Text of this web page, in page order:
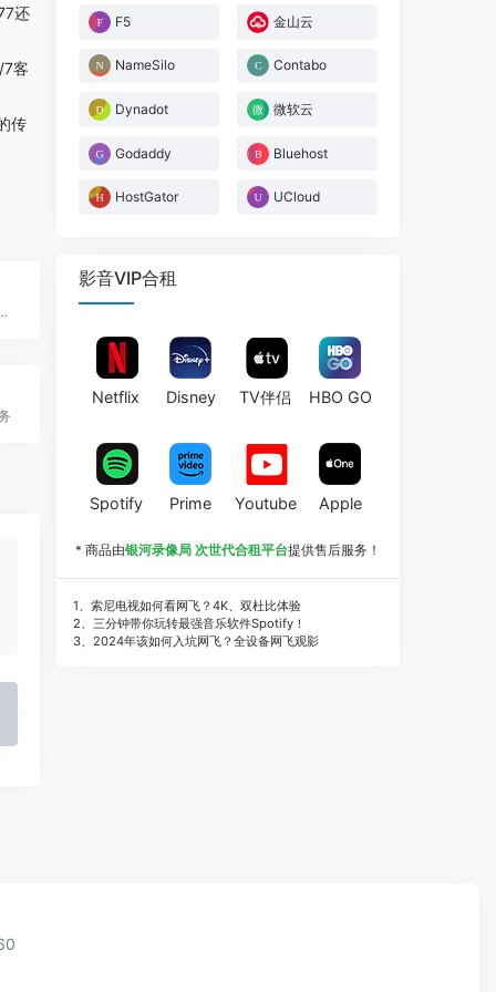
还
7客
传
盘需求大的用户
F5 金山云
NameSilo Contabo
Dynadot 微软云
Godaddy Bluehost
HostGator UCloud
影音VIP合租
Netflix Disney TV伴侣 HBO GO
Spotify Prime Youtube Apple
* 商品由银河录像局 次世代合租平台提供售后服务！
1、索尼电视如何看网飞？4K、双杜比体验
2、三分钟带你玩转最强音乐软件Spotify！
3、2024年该如何入坑网飞？全设备网飞观影